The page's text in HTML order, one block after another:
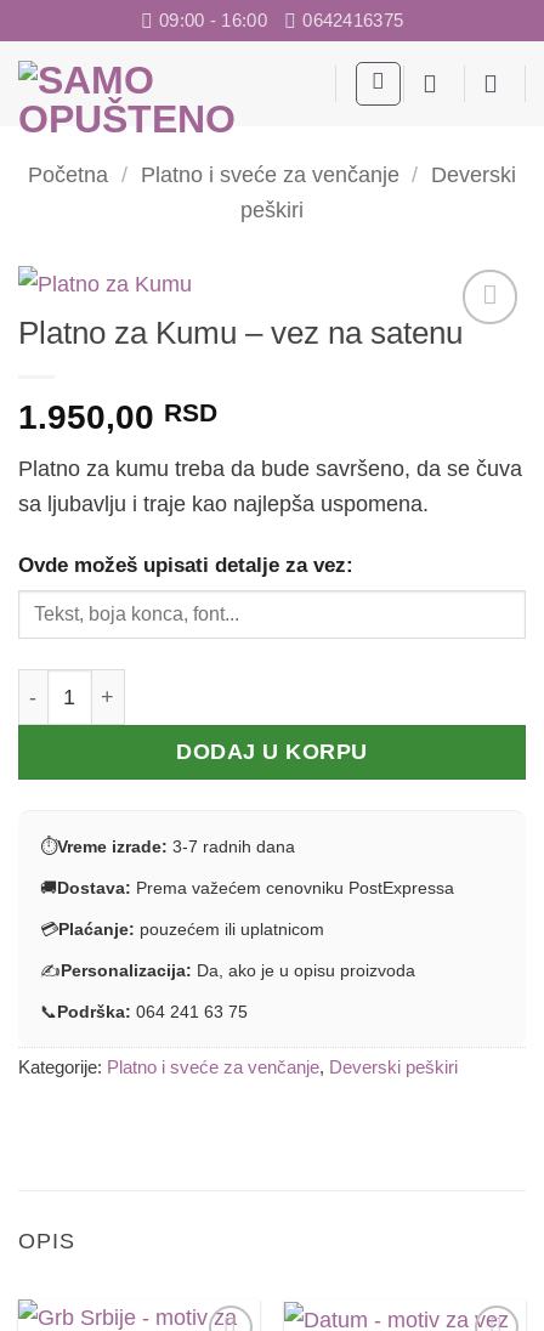
sadržaj
09:00 - 16:00 0642416375
Početna / Platno i sveće za venčanje / Deverski
peškiri
Platno za Kumu – vez na satenu
1.950,00 RSD
Platno za kumu treba da bude savršeno, da se čuva
sa ljubavlju i traje kao najlepša uspomena.
Ovde možeš upisati detalje za vez:
DODAJ U KORPU
⏱Vreme izrade: 3-7 radnih dana
🚚Dostava: Prema važećem cenovniku PostExpressa
💳Plaćanje: pouzećem ili uplatnicom
✍️Personalizacija: Da, ako je u opisu proizvoda
📞Podrška: 064 241 63 75
Kategorije: Platno i sveće za venčanje, Deverski peškiri
OPIS